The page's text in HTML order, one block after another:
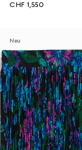
CHF 1,550
Neu